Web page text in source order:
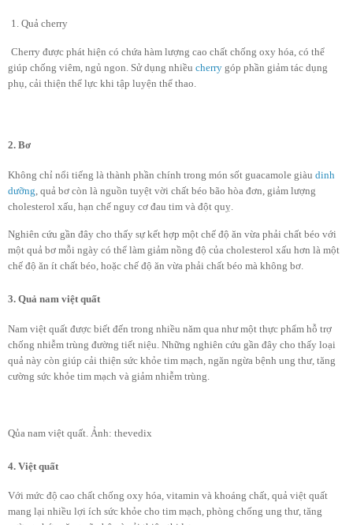
1. Quả cherry
Cherry được phát hiện có chứa hàm lượng cao chất chống oxy hóa, có thể
giúp chống viêm, ngủ ngon. Sử dụng nhiều cherry góp phần giảm tác dụng
phụ, cải thiện thể lực khi tập luyện thể thao.
2. Bơ
Không chỉ nổi tiếng là thành phần chính trong món sốt guacamole giàu dinh
dưỡng , quả bơ còn là nguồn tuyệt vời chất béo bão hòa đơn, giảm lượng
cholesterol xấu, hạn chế nguy cơ đau tim và đột quỵ.
Nghiên cứu gần đây cho thấy sự kết hợp một chế độ ăn vừa phải chất béo với
một quả bơ mỗi ngày có thể làm giảm nồng độ của cholesterol xấu hơn là một
chế độ ăn ít chất béo, hoặc chế độ ăn vừa phải chất béo mà không bơ.
3. Quả nam việt quất
Nam việt quất được biết đến trong nhiều năm qua như một thực phẩm hỗ trợ
chống nhiễm trùng đường tiết niệu. Những nghiên cứu gần đây cho thấy loại
quả này còn giúp cải thiện sức khỏe tim mạch, ngăn ngừa bệnh ung thư, tăng
cường sức khỏe tim mạch và giảm nhiễm trùng.
Qủa nam việt quất. Ảnh: thevedix
4. Việt quất
Với mức độ cao chất chống oxy hóa, vitamin và khoáng chất, quả việt quất
mang lại nhiều lợi ích sức khỏe cho tim mạch, phòng chống ung thư, tăng